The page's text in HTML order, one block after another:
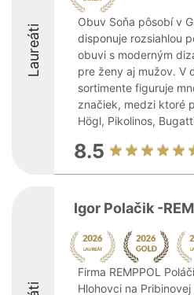
Laureáti
Obuv Soňa pôsobí v
disponuje rozsiahlou
obuvi s moderným
pre ženy aj mužov. V
sortimente figuruje
značiek, medzi ktoré
Högl, Pikolinos,
8.5
Igor Polačik -
Firma REMPPOL
Hlohovci na